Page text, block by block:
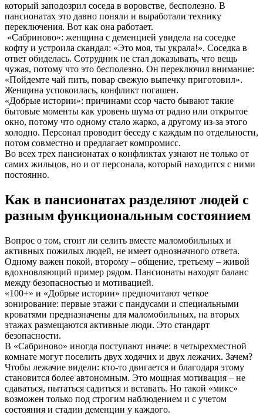
который заподозрил соседа в воровстве, бесполезно. В
пансионатах это давно поняли и выработали технику
переключения. Вот как она работает.
«Сабриново»: женщина с деменцией увидела на соседке
кофту и устроила скандал: «Это моя, ты украла!». Соседка в
ответ обиделась. Сотрудник не стал доказывать, что вещь
чужая, потому что это бесполезно. Он переключил внимание:
«Пойдемте чай пить, повар свежую выпечку приготовил».
Женщина успокоилась, конфликт погашен.
«Добрые истории»: причинами ссор часто бывают такие
бытовые моменты как уровень шума от радио или открытое
окно, потому что одному стало жарко, а другому из-за этого
холодно. Персонал проводит беседу с каждым по отдельности,
потом совместно и предлагает компромисс.
Во всех трех пансионатах о конфликтах узнают не только от
самих жильцов, но и от персонала, который находится с ними
постоянно.
Как в пансионатах разделяют людей с
разным функциональным состоянием
Вопрос о том, стоит ли селить вместе маломобильных и
активных пожилых людей, не имеет однозначного ответа.
Одному важен покой, второму – общение, третьему – живой
вдохновляющий пример рядом. Пансионаты находят баланс
между безопасностью и мотивацией.
«100+» и «Добрые истории» предпочитают четкое
зонирование: первые этажи с пандусами и специальными
кроватями предназначены для маломобильных, на вторых
этажах размещаются активные люди. Это стандарт
безопасности.
В «Сабриново» иногда поступают иначе: в четырехместной
комнате могут поселить двух ходячих и двух лежачих. Зачем?
Чтобы лежачие видели: кто-то двигается и благодаря этому
становится более автономным. Это мощная мотивация – не
сдаваться, пытаться садиться и вставать. Но такой «микс»
возможен только под строгим наблюдением и с учетом
состояния и стадии деменции у каждого.